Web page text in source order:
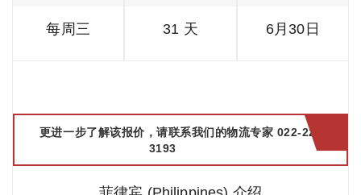
每周三 31 天 6月30日
更进一步了解该报价，请联系我们的物流专家 022-2299
3193